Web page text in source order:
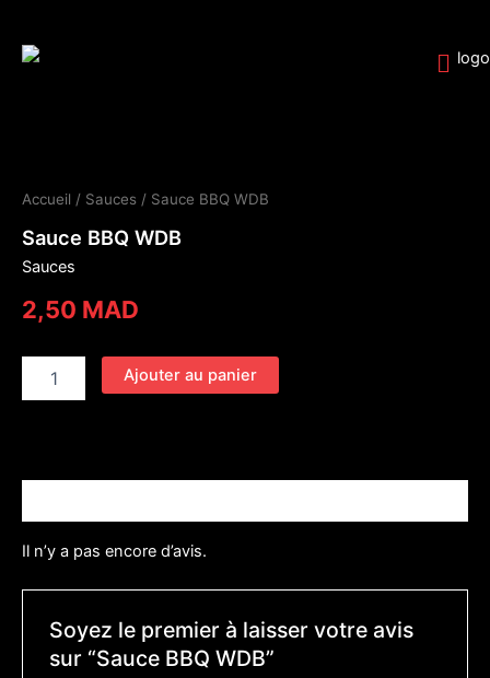
contenu
Accueil / Sauces / Sauce BBQ WDB
Sauce BBQ WDB
Sauces
2,50 MAD
BBQ
WDB
Ajouter au panier
Il n’y a pas encore d’avis.
Soyez le premier à laisser votre avis
sur “Sauce BBQ WDB”